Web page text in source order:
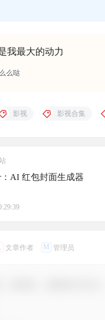
我最大的动力
么哒
影视 影视合集
AI 红包封面生成器
文章作者 M 管理员